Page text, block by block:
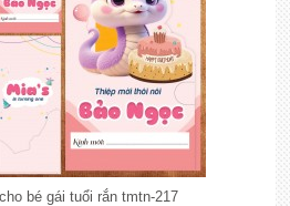
bé gái tuổi rắn tmtn-217